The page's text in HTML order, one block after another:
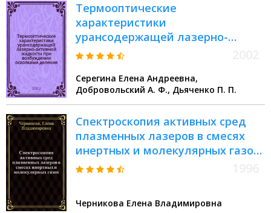
Термооптические
характеристики
урансодержащей лазерно-
активной жидкости при
деления
Серегина Елена Андреевна,
Добровольский А. Ф., Дьяченко П. П.
Спектроскопия активных сред
плазменных лазеров в смесях
инертных и молекулярных газов :
Автореф. дис. на соиск. учен.
Черникова Елена Владимировна